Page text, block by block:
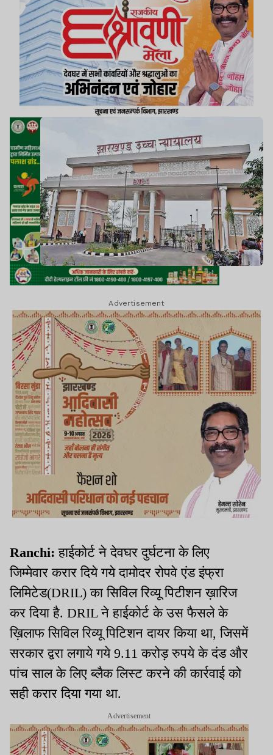
Advertisement
Ranchi: हाईकोर्ट ने देवघर दुर्घटना के लिए
जिम्मेवार करार दिये गये दामोदर रोपवे एंड इंफ्रा
लिमिटेड(DRIL) का सिविल रिव्यू पिटीशन ख़ारिज
कर दिया है. DRIL ने हाईकोर्ट के उस फैसले के
ख़िलाफ सिविल रिव्यू पिटिशन दायर किया था, जिसमें
सरकार द्वरा लगाये गये 9.11 करोड़ रुपये के दंड और
पांच साल के लिए ब्लैक लिस्ट करने की कार्रवाई को
सही करार दिया गया था.
Advertisement